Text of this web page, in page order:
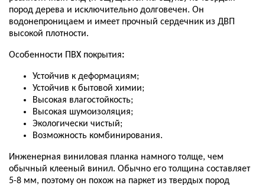
пород дерева и исключительно долговечен. Он
водонепроницаем и имеет прочный сердечник из ДВП
высокой плотности.
Особенности ПВХ покрытия:
Устойчив к деформациям;
Устойчив к бытовой химии;
Высокая влагостойкость;
Высокая шумоизоляция;
Экологически чистый;
Возможность комбинирования.
Инженерная виниловая планка намного толще, чем
обычный клееный винил. Обычно его толщина составляет
5-8 мм, поэтому он похож на паркет из твердых пород